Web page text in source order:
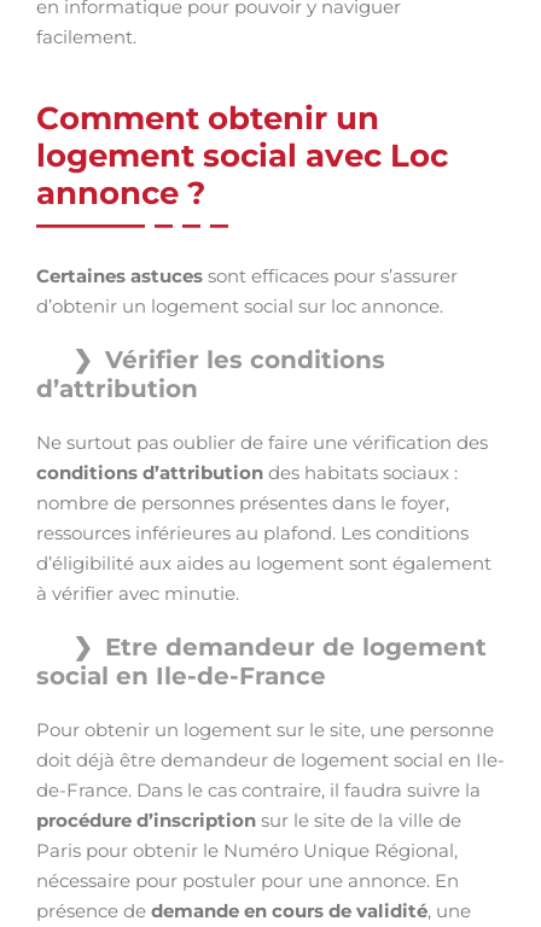
en informatique pour pouvoir y naviguer
facilement.
Comment obtenir un
logement social avec Loc
annonce ?
Certaines astuces sont efficaces pour s’assurer
d’obtenir un logement social sur loc annonce.
Vérifier les conditions
d’attribution
Ne surtout pas oublier de faire une vérification des
conditions d’attribution des habitats sociaux :
nombre de personnes présentes dans le foyer,
ressources inférieures au plafond. Les conditions
d’éligibilité aux aides au logement sont également
à vérifier avec minutie.
Etre demandeur de logement
social en Ile-de-France
Pour obtenir un logement sur le site, une personne
doit déjà être demandeur de logement social en Ile-
de-France. Dans le cas contraire, il faudra suivre la
procédure d’inscription sur le site de la ville de
Paris pour obtenir le Numéro Unique Régional,
nécessaire pour postuler pour une annonce. En
présence de demande en cours de validité, une